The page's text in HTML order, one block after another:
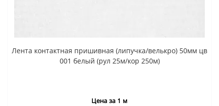
Лента контактная пришивная (липучка/велькро) 50мм цв
001 белый (рул 25м/кор 250м)
Цена за 1 м